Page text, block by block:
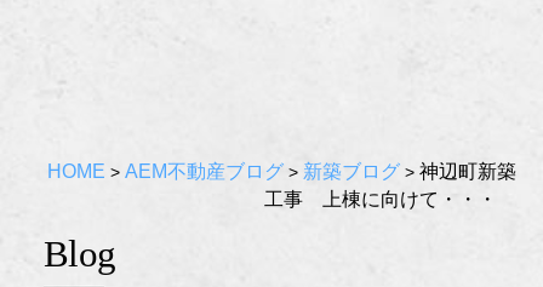
HOME > AEM不動産ブログ> 新築ブログ> 神辺町新築
工事 上棟に向けて・・・
blog